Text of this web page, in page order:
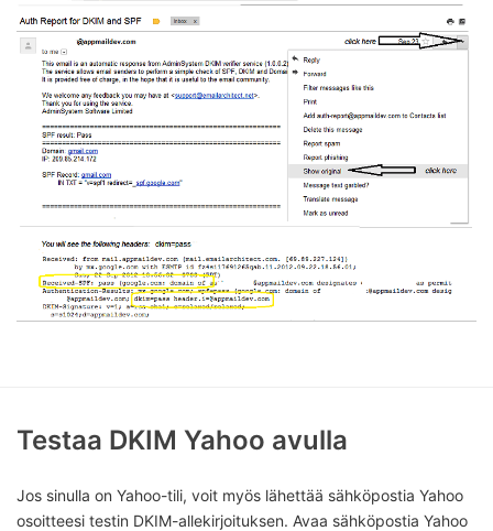
Testaa DKIM Yahoo avulla
Jos sinulla on Yahoo-tili, voit myös lähettää sähköpostia Yahoo
osoitteesi testin DKIM-allekirjoituksen. Avaa sähköpostia Yahoo